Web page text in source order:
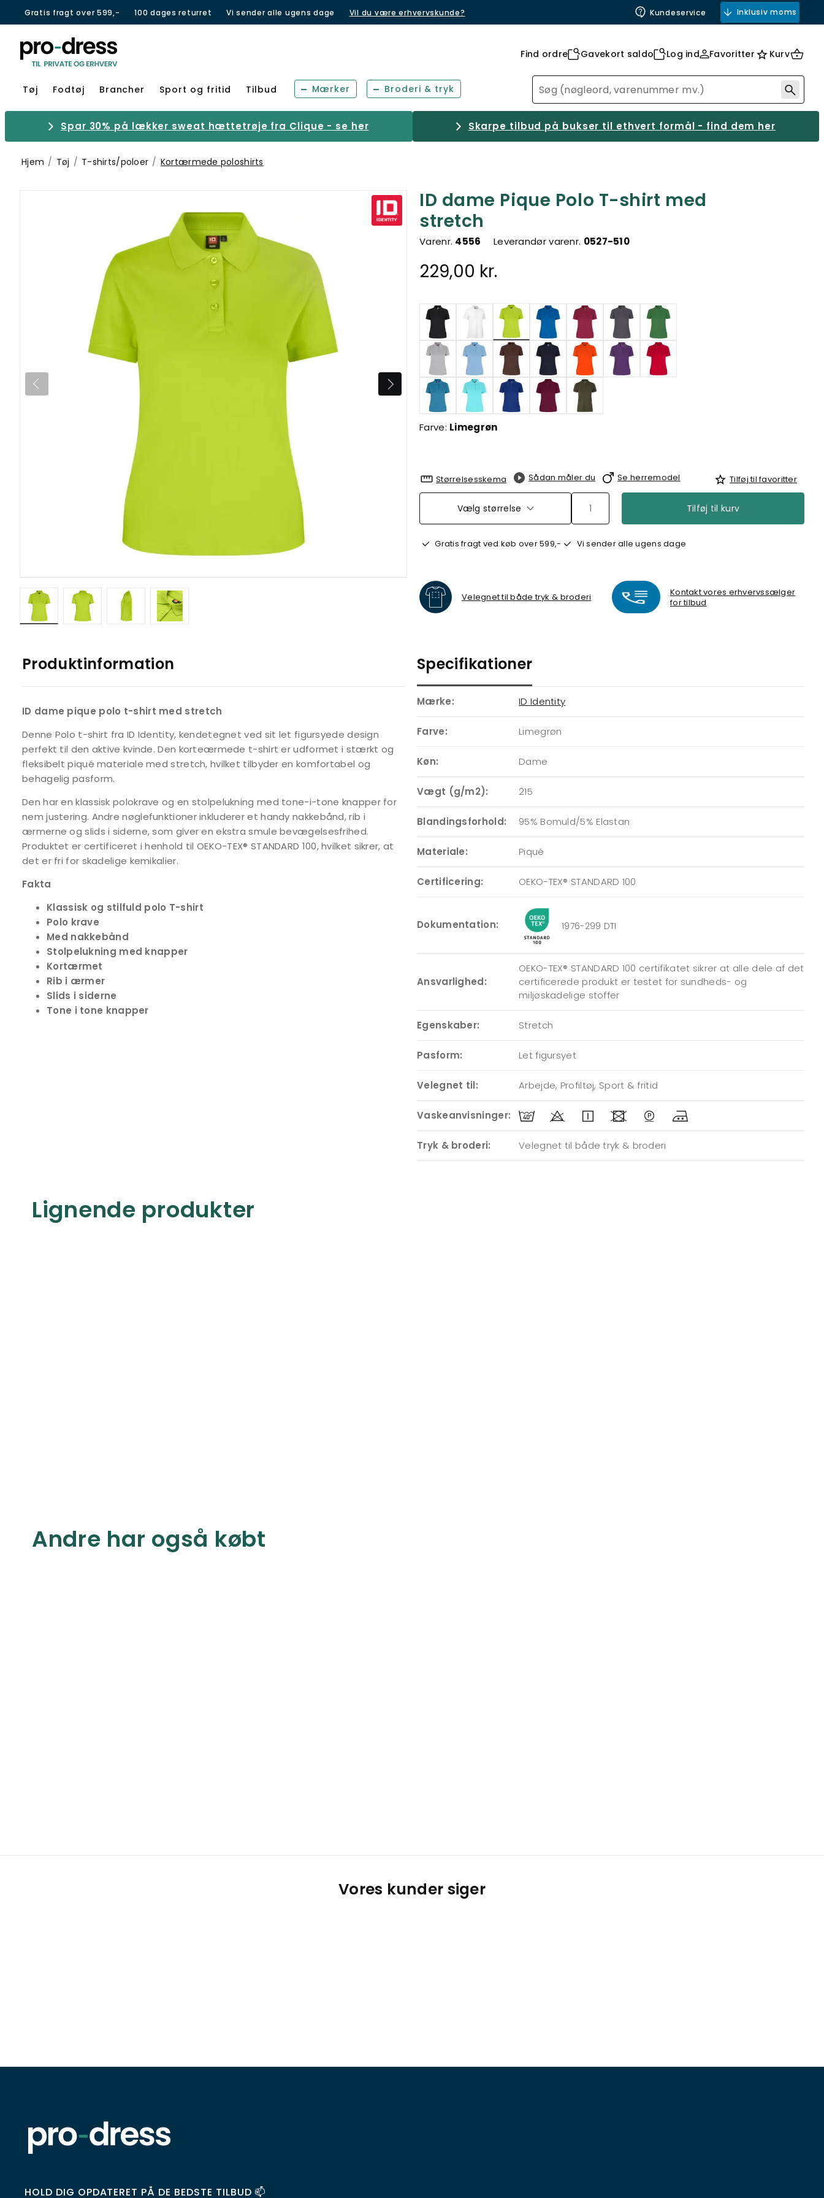
Gratis fragt over 599,- 100 dages returret Vi sender alle ugens dage Vil du være erhvervskunde? Kundeservice Inklusiv moms
Find ordre Gavekort saldo Log ind Favoritter Kurv
Tøj Fodtøj Brancher Sport og fritid Tilbud Mærker Broderi & tryk
Spar 30% på lækker sweat hættetrøje fra Clique - se her Skarpe tilbud på bukser til ethvert formål - find dem her
Hjem Tøj T-shirts/poloer Kortærmede poloshirts
ID dame Pique Polo T-shirt med
stretch
Varenr. 4556 Leverandør varenr. 0527-510
229,00 kr.
valgte
Farve: Limegrøn
Størrelsesskema Sådan måler du Se herremodel Tilføj til favoritter
Vælg størrelse Tilføj til kurv
Gratis fragt ved køb over 599,- Vi sender alle ugens dage
Velegnet til både tryk & broderi
Kontakt vores erhvervssælger
for tilbud
Produktinformation
ID dame pique polo t-shirt med stretch
Denne Polo t-shirt fra ID Identity, kendetegnet ved sit let figursyede design
perfekt til den aktive kvinde. Den korteærmede t-shirt er udformet i stærkt og
fleksibelt piqué materiale med stretch, hvilket tilbyder en komfortabel og
behagelig pasform.
Den har en klassisk polokrave og en stolpelukning med tone-i-tone knapper for
nem justering. Andre nøglefunktioner inkluderer et handy nakkebånd, rib i
ærmerne og slids i siderne, som giver en ekstra smule bevægelsesfrihed.
Produktet er certificeret i henhold til OEKO-TEX® STANDARD 100, hvilket sikrer, at
det er fri for skadelige kemikalier.
Fakta
Klassisk og stilfuld polo T-shirt
Polo krave
Med nakkebånd
Stolpelukning med knapper
Kortærmet
Rib i ærmer
Slids i siderne
Tone i tone knapper
Specifikationer
Mærke: ID Identity
Farve: Limegrøn
Køn: Dame
Vægt (g/m2): 215
Blandingsforhold: 95% Bomuld/5% Elastan
Materiale: Piqué
Certificering: OEKO-TEX® STANDARD 100
Dokumentation: 1976-299 DTI
Ansvarlighed:
OEKO-TEX® STANDARD 100 certifikatet sikrer at alle dele af det
certificerede produkt er testet for sundheds- og
miljøskadelige stoffer
Egenskaber: Stretch
Pasform: Let figursyet
Velegnet til: Arbejde, Profiltøj, Sport & fritid
Vaskeanvisninger:
Tryk & broderi: Velegnet til både tryk & broderi
Lignende produkter
Andre har også købt
Vores kunder siger
HOLD DIG OPDATERET PÅ DE BEDSTE TILBUD 📫